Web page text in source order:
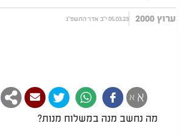
ערוץ 2000 05.03.23 י"ב אדר התשפ"ג
א א
מה נחשב מנה במשלוח מנות?